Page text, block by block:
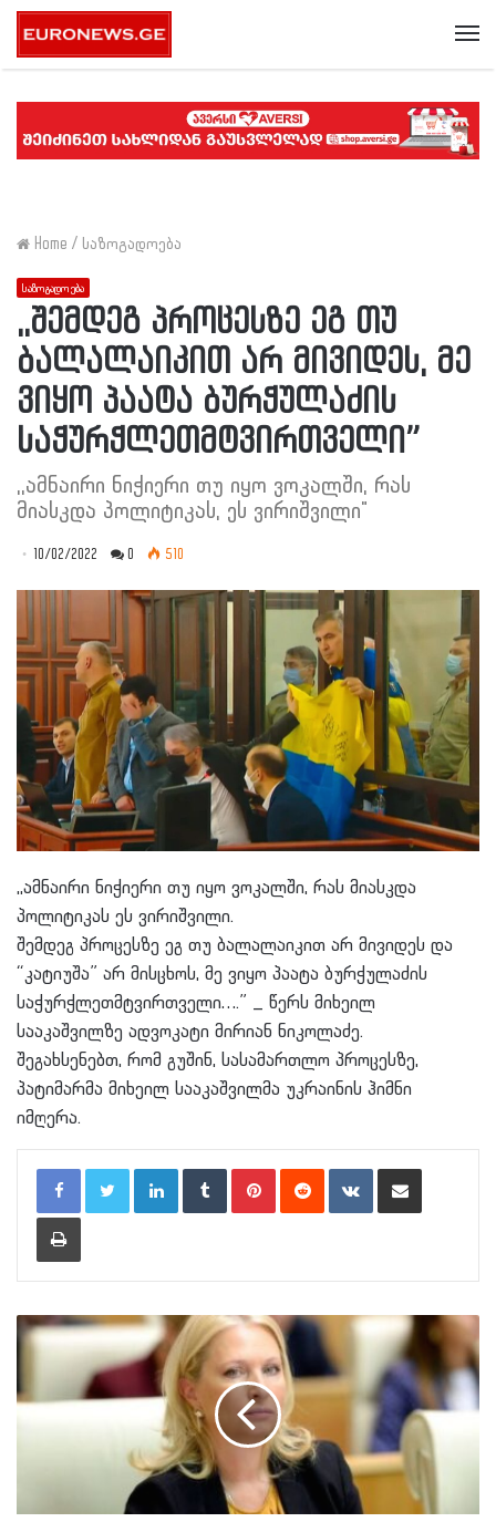
Home / საზოგადოება
საზოგადოება
,,შემდეგ პროცესზე ეგ თუ
ბალალაიკით არ მივიდეს, მე
ვიყო პაატა ბურჭულაძის
საჭურჭლეთმტვირთველი”
,,ამნაირი ნიჭიერი თუ იყო ვოკალში, რას
მიასკდა პოლიტიკას, ეს ვირიშვილი"
10/02/2022 0 510
,,ამნაირი ნიჭიერი თუ იყო ვოკალში, რას მიასკდა
პოლიტიკას ეს ვირიშვილი.
შემდეგ პროცესზე ეგ თუ ბალალაიკით არ მივიდეს და
“კატიუშა” არ მისცხოს, მე ვიყო პაატა ბურჭულაძის
საჭურჭლეთმტვირთველი….” _ წერს მიხეილ
სააკაშვილზე ადვოკატი მირიან ნიკოლაძე.
შეგახსენებთ, რომ გუშინ, სასამართლო პროცესზე,
პატიმარმა მიხეილ სააკაშვილმა უკრაინის ჰიმნი
იმღერა.
LinkedInTumblr PinterestReddit VKontakteShare via Email
Print